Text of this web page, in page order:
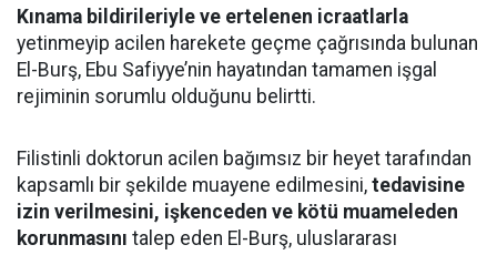
Kınama bildirileriyle ve ertelenen icraatlarla
yetinmeyip acilen harekete geçme çağrısında bulunan
El-Burş, Ebu Safiyye’nin hayatından tamamen işgal
rejiminin sorumlu olduğunu belirtti.
Filistinli doktorun acilen bağımsız bir heyet tarafından
kapsamlı bir şekilde muayene edilmesini, tedavisine
izin verilmesini, işkenceden ve kötü muameleden
korunmasını talep eden El-Burş, uluslararası